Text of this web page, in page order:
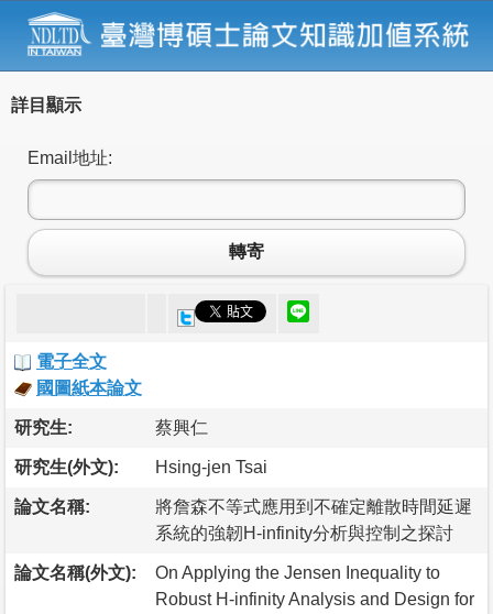
詳目顯示
Email地址:
轉寄
電子全文
國圖紙本論文
研究生: 蔡興仁
研究生(外文): Hsing-jen Tsai
論文名稱:
將詹森不等式應用到不確定離散時間延遲
系統的強韌H-infinity分析與控制之探討
論文名稱(外文):
On Applying the Jensen Inequality to
Robust H-infinity Analysis and Design for